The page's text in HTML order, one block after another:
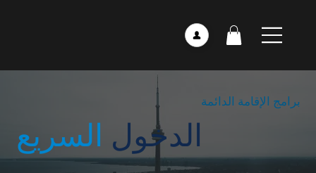
برامج الإقامة الدائمة
الدخول السريع